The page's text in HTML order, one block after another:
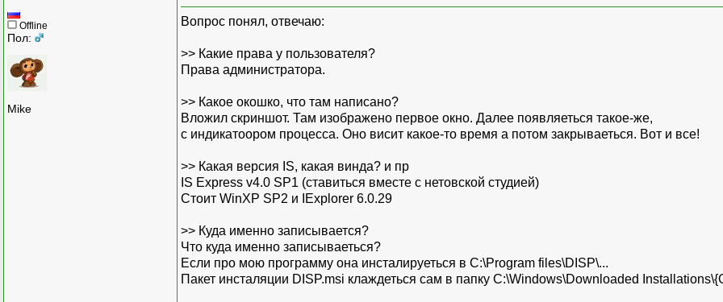
Offline
Пол:
Mike
Вопрос понял, отвечаю:
>> Какие права у пользователя?
Права администратора.
>> Какое окошко, что там написано?
Вложил скриншот. Там изображено первое окно. Далее появляеться такое-же,
с индикатоором процесса. Оно висит какое-то время а потом закрываеться. Вот и все!
>> Какая версия IS, какая винда? и пр
IS Express v4.0 SP1 (ставиться вместе с нетовской студией)
Стоит WinXP SP2 и IExplorer 6.0.29
>> Куда именно записывается?
Что куда именно записываеться?
Если про мою программу она инсталируеться в С:\Program files\DISP\...
Пакет инсталяции DISP.msi клаждеться сам в папку C:\Windows\Downloaded